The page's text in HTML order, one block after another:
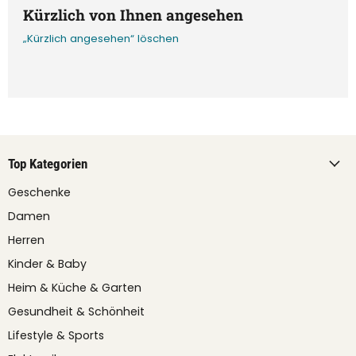
Kürzlich von Ihnen angesehen
„Kürzlich angesehen“ löschen
Top Kategorien
Geschenke
Damen
Herren
Kinder & Baby
Heim & Küche & Garten
Gesundheit & Schönheit
Lifestyle & Sports